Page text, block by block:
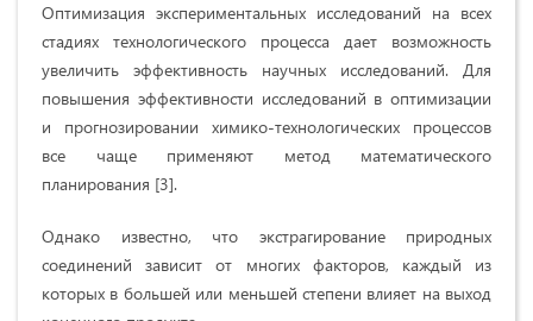
Оптимизация экспериментальных исследований на всех
стадиях технологического процесса дает возможность
увеличить эффективность научных исследований. Для
повышения эффективности исследований в оптимизации
и прогнозировании химико-технологических процессов
все чаще применяют метод математического
планирования [3].
Однако известно, что экстрагирование природных
соединений зависит от многих факторов, каждый из
которых в большей или меньшей степени влияет на выход